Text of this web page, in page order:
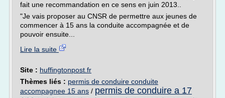
fait une recommandation en ce sens en juin 2013..
"Je vais proposer au CNSR de permettre aux jeunes de
commencer à 15 ans la conduite accompagnée et de
pouvoir ensuite...
Lire la suite
Site : huffingtonpost.fr
Thèmes liés : permis de conduire conduite
accompagnee 15 ans / permis de conduire a 17